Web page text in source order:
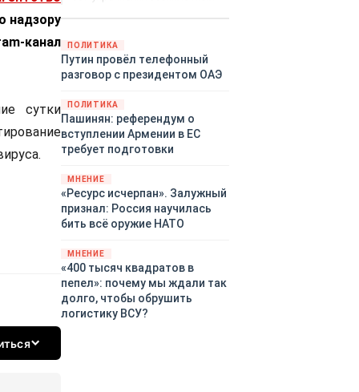
надзору
канал
сутки
территориями Белгородской,
Брянской, Воронежской,
Курской, Липецкой,
Ростовской, Рязанской,
Самарской, Саратовской,
Тамбовской, Тульской
областей, Краснодарского
края, Республики Крым и над
акваторией Азовского моря.
ПОЛИТИКА
Путин провёл телефонный
разговор с президентом ОАЭ
ПОЛИТИКА
Пашинян: референдум о
вступлении Армении в ЕС
требует подготовки
МНЕНИЕ
«Ресурс исчерпан». Залужный
признал: Россия научилась
бить всё оружие НАТО
МНЕНИЕ
«400 тысяч квадратов в
пепел»: почему мы ждали так
долго, чтобы обрушить
логистику ВСУ?